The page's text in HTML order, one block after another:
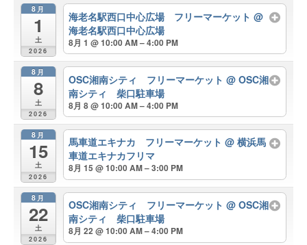
8月
1
土
2026
海老名駅西口中心広場 フリーマーケット@
海老名駅西口中心広場
8月 1 @ 10:00 AM – 4:00 PM
8月
8
土
2026
OSC湘南シティ フリーマーケット@ OSC湘
南シティ 柴口駐車場
8月 8 @ 10:00 AM – 4:00 PM
8月
15
土
2026
馬車道エキナカ フリーマーケット@ 横浜馬
車道エキナカフリマ
8月 15 @ 10:00 AM – 3:00 PM
8月
22
土
2026
OSC湘南シティ フリーマーケット@ OSC湘
南シティ 柴口駐車場
8月 22 @ 10:00 AM – 4:00 PM